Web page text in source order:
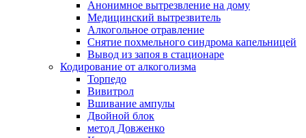
Анонимное вытрезвление на дому
Медицинский вытрезвитель
Алкогольное отравление
Снятие похмельного синдрома капельницей
Вывод из запоя в стационаре
Кодирование от алкоголизма
Торпедо
Вивитрол
Вшивание ампулы
Двойной блок
метод Довженко